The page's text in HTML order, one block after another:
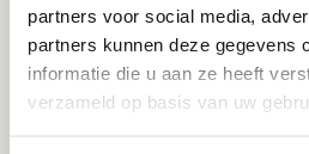
partners voor social media,
partners kunnen deze gegevens
informatie die u aan ze heeft
verzameld op basis van uw